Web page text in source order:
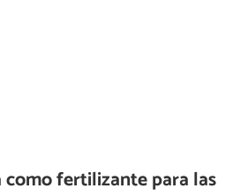
fertilizante para las